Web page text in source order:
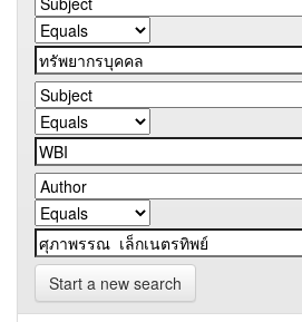
Start a new search